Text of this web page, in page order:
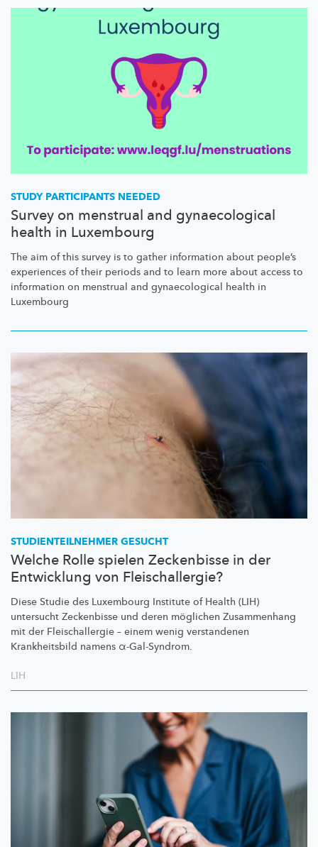
STUDY PARTICIPANTS NEEDED
Survey on menstrual and gynaecological
health in Luxembourg
The aim of this survey is to gather information about people’s
experiences of their periods and to learn more about access to
information on menstrual and gynaecological health in
Luxembourg
STUDIENTEILNEHMER GESUCHT
Welche Rolle spielen Zeckenbisse in der
Entwicklung von Fleischallergie?
Diese Studie des Luxembourg Institute of Health (LIH)
untersucht Zeckenbisse und deren möglichen Zusammenhang
mit der Fleischallergie – einem wenig verstandenen
Krankheitsbild namens α-Gal-Syndrom.
LIH